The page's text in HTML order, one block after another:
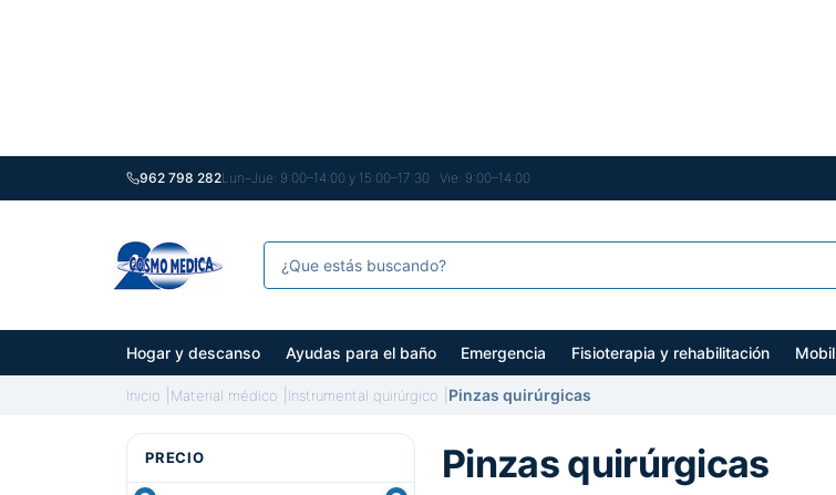
962 798 282Lun–Jue: 9:00–14:00 y 15:00–17:30 · Vie: 9:00–14:00
Hogar y descanso Ayudas para el baño Emergencia Fisioterapia y rehabilitación
Inicio Material médico Instrumental quirúrgico Pinzas quirúrgicas
PRECIO Pinzas quirúrgicas